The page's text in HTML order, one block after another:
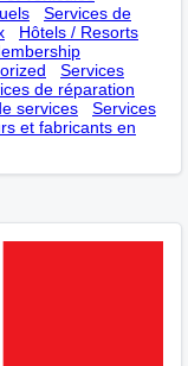
Services de
Hôtels / Resorts
Services
de réparation
services
Services
et fabricants en